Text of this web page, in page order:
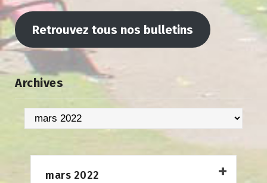
Retrouvez tous nos bulletins
Archives
Archives
mars 2022